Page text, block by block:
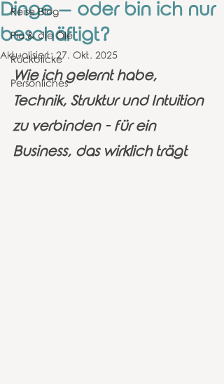
Reise Blog
Pia & die Öle
Rückblicke
Persönliches
Dinge – oder bin ich nur
beschäftigt?
Aktualisiert:27. Okt. 2025
Wie ich gelernt habe,
Technik, Struktur und Intuition
zu verbinden - für ein
Business, das wirklich trägt